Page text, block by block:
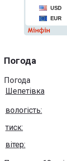
Погода
Погода
Шепетівка
вологість:
тиск:
вітер: